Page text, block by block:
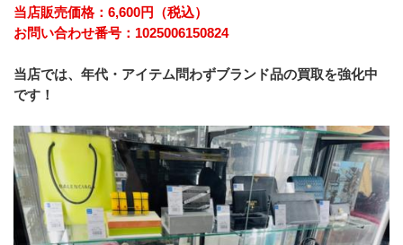
当店販売価格：6,600円（税込）
お問い合わせ番号：1025006150824
当店では、年代・アイテム問わずブランド品の買取を強化中
です！